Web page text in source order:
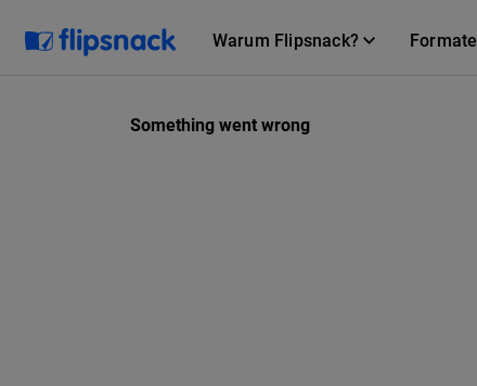
Warum Flipsnack? Formate